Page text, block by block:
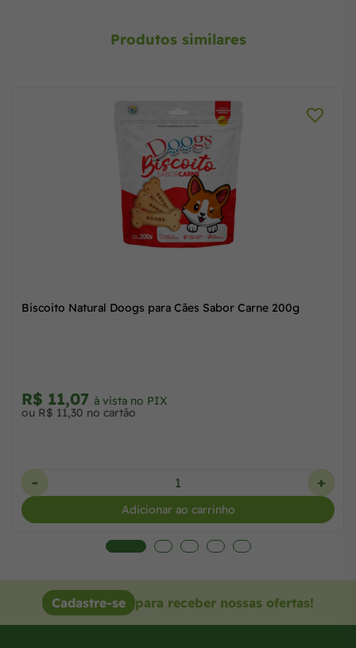
Produtos similares
Biscoito Natural Doogs para Cães Sabor Carne 200g
R$ 11,07 à vista no PIX
ou R$ 11,30 no cartão
- +
Adicionar ao carrinho
Cadastre-se para receber nossas ofertas!